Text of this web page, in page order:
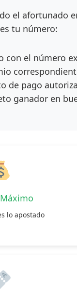
el afortunado
tu número:
con el número
de pago
ganador en
lo apostado